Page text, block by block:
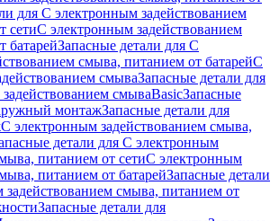
для С электронным задействованием
сетиС электронным задействованием
батарейЗапасные детали для С
смыва, питанием от батарейС
смываЗапасные детали для
смываBasicЗапасные
монтажЗапасные детали для
С электронным задействованием смыва,
детали для С электронным
питанием от сетиС электронным
питанием от батарейЗапасные детали
смыва, питанием от
Запасные детали для